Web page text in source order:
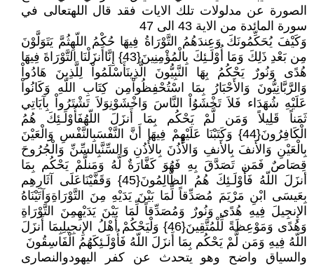
الصورة عن مدلولات تلك الايات فقد قال اللهتعالى في
سورة المائدة من الاية 43 الى 47
وَكَيْفَ يُحَكِّمُونَكَ وَعِندَهُمُ التَّوْرَاةُ فِيهَا حُكْمُ اللّهِثُمَّ يَتَوَلَّوْنَ
مِن بَعْدِ ذَلِكَ وَمَا أُوْلَـئِكَ بِالْمُؤْمِنِينَ{43} إِنَّاأَنزَلْنَا التَّوْرَاةَ فِيهَا
هُدًى وَنُورٌ يَحْكُمُ بِهَا النَّبِيُّونَ الَّذِينَأَسْلَمُواْ لِلَّذِينَ هَادُواْ
وَالرَّبَّانِيُّونَ وَالأَحْبَارُ بِمَا اسْتُحْفِظُواْمِن كِتَابِ اللّهِ وَكَانُواْ
عَلَيْهِ شُهَدَاء فَلاَ تَخْشَوُاْ النَّاسَ وَاخْشَوْنِوَلاَ تَشْتَرُواْ بِآيَاتِي
ثَمَناً قَلِيلاً وَمَن لَّمْ يَحْكُم بِمَا أَنزَلَ اللّهُفَأُوْلَـئِكَ هُمُ
الْكَافِرُونَ{44} وَكَتَبْنَا عَلَيْهِمْ فِيهَا أَنَّ النَّفْسَبِالنَّفْسِ وَالْعَيْنَ
بِالْعَيْنِ وَالأَنفَ بِالأَنفِ وَالأُذُنَ بِالأُذُنِ وَالسِّنَّبِالسِّنِّ وَالْجُرُوحَ
قِصَاصٌ فَمَن تَصَدَّقَ بِهِ فَهُوَ كَفَّارَةٌ لَّهُ وَمَنلَّمْ يَحْكُم بِمَا
أنزَلَ اللّهُ فَأُوْلَـئِكَ هُمُ الظَّالِمُونَ{45} وَقَفَّيْنَاعَلَى آثَارِهِم
بِعَيسَى ابْنِ مَرْيَمَ مُصَدِّقاً لِّمَا بَيْنَ يَدَيْهِ مِنَ التَّوْرَاةِوَآتَيْنَاهُ
الإِنجِيلَ فِيهِ هُدًى وَنُورٌ وَمُصَدِّقاً لِّمَا بَيْنَ يَدَيْهِمِنَ التَّوْرَاةِ
وَهُدًى وَمَوْعِظَةً لِّلْمُتَّقِينَ{46} وَلْيَحْكُمْ أَهْلُ الإِنجِيلِبِمَا أَنزَلَ
اللّهُ فِيهِ وَمَن لَّمْ يَحْكُم بِمَا أَنزَلَ اللّهُ فَأُوْلَـئِكَهُمُ الْفَاسِقُونَ
والسياق واضح وهو يتحدث عن كفر اليهودوالنصارى